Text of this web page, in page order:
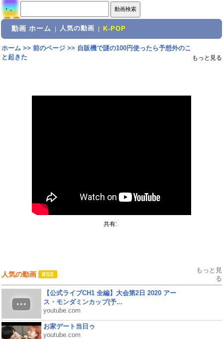
動画 ホーム 人気の動画 K-POP
ホーム>> 前のページ>> 自販機で謎の100円使ったら予想外のこ
と起きた
もっと見る
共有:
人気の動画
もっと見
る
【公式ライブCH1 全編】大会第2日 2020 アー
ス・モンダミンカップ(予...
youtube.com
お家デート当日ゥ
youtube.com